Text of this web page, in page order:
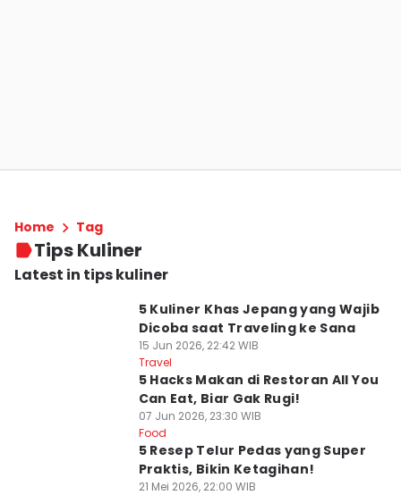
Home Tag
Tips Kuliner
Latest in tips kuliner
5 Kuliner Khas Jepang yang Wajib
Dicoba saat Traveling ke Sana
15 Jun 2026, 22:42 WIB
Travel
5 Hacks Makan di Restoran All You
Can Eat, Biar Gak Rugi!
07 Jun 2026, 23:30 WIB
Food
5 Resep Telur Pedas yang Super
Praktis, Bikin Ketagihan!
21 Mei 2026, 22:00 WIB